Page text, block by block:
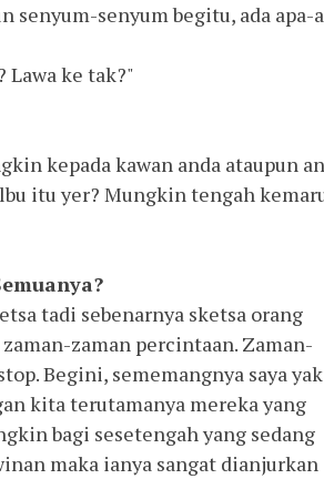
senyum-senyum begitu, ada apa-
Lawa ke tak?"
kepada kawan anda ataupun
itu yer? Mungkin tengah
tadi sebenarnya sketsa orang
zaman percintaan. Zaman-
Begini, sememangnya saya
kita terutamanya mereka yang
bagi sesetengah yang sedang
maka ianya sangat dianjurkan